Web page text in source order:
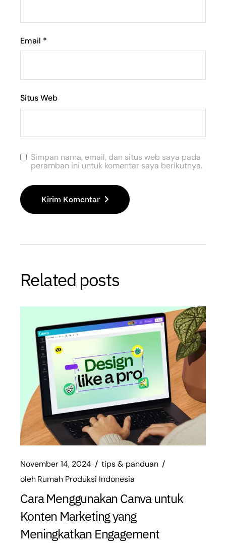
Email *
Situs Web
Simpan nama, email, dan situs web saya pada
peramban ini untuk komentar saya berikutnya.
Kirim Komentar
Related posts
November 14, 2024
tips & panduan
olehRumah Produksi Indonesia
Cara Menggunakan Canva untuk
Konten Marketing yang
Meningkatkan Engagement